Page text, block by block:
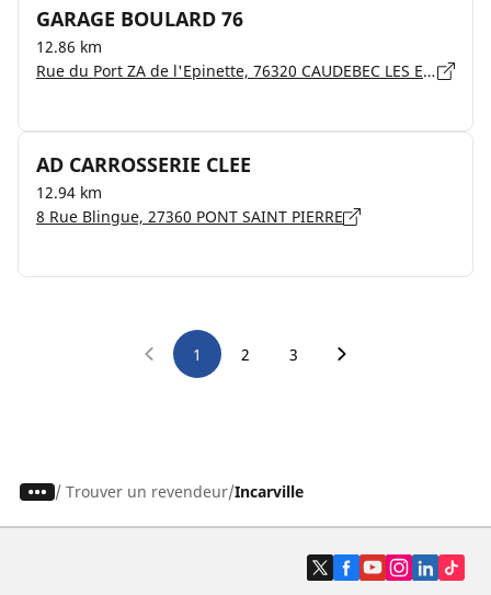
GARAGE BOULARD 76
12.86 km
Rue du Port ZA de l'Epinette, 76320 CAUDEBEC LES ELBEUF
AD CARROSSERIE CLEE
12.94 km
8 Rue Blingue, 27360 PONT SAINT PIERRE
1 2 3
/ Trouver un revendeur Incarville